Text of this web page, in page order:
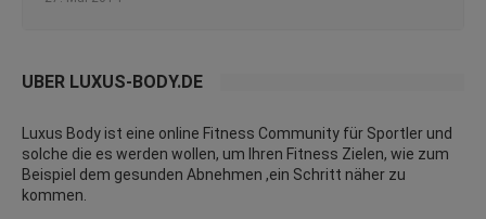
ÜBER LUXUS-BODY.DE
Luxus Body ist eine online Fitness Community für Sportler und
solche die es werden wollen, um Ihren Fitness Zielen, wie zum
Beispiel dem gesunden Abnehmen ,ein Schritt näher zu
kommen.